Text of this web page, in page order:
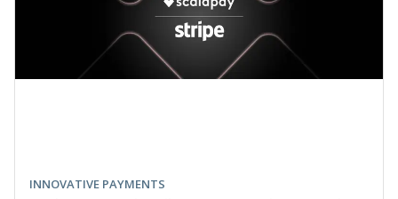
INNOVATIVE PAYMENTS